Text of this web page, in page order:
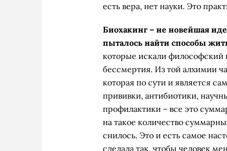
есть вера, нет науки. Это
Биохакинг – не новейшая
пыталось найти способы
которые искали философский
бессмертия. Из той алхимии
которая по сути и является
прививки, антибиотики,
профилактики – все это
на такое количество
снилось. Это и есть самое
сделала так, чтобы человек